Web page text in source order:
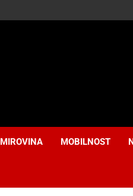
MIROVINA MOBILNOST